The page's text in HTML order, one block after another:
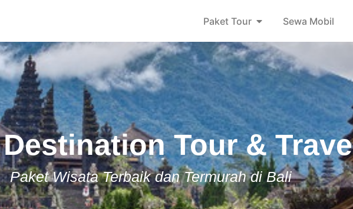
Paket Tour Sewa Mobil
Tour &
Paket Wisata Terbaik dan Termurah di Bali